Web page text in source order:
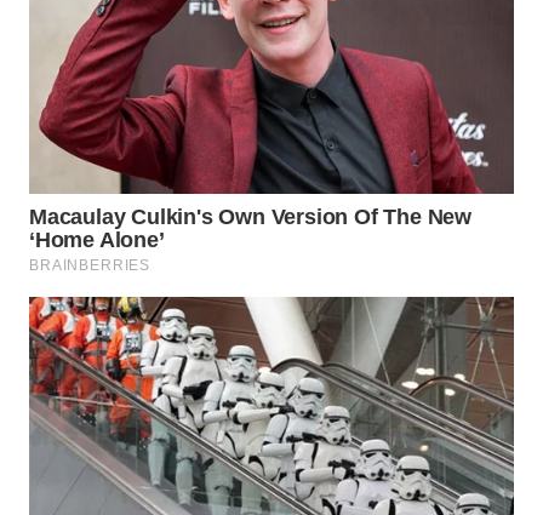
MADURA
WN
SURABAYA
NATUNA
WN
WN
MANDALIKA
WN
LIKUPANG